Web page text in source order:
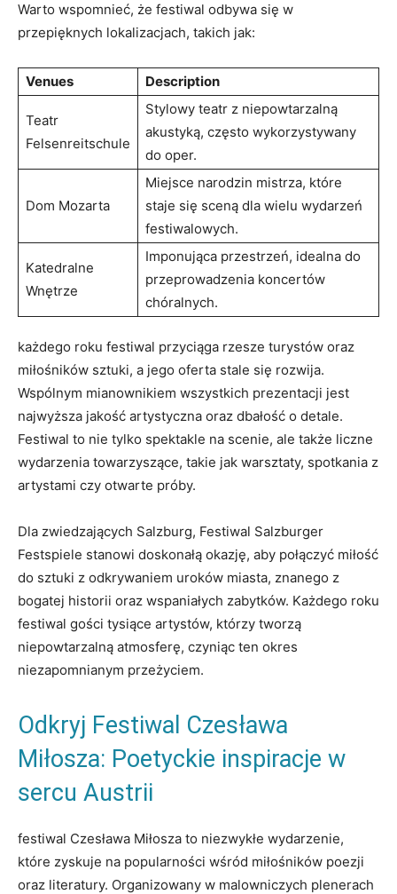
Warto wspomnieć, że festiwal odbywa się⁣ w⁤
przepięknych‌ lokalizacjach, takich ⁤jak:
Venues Description
Teatr
Felsenreitschule
Stylowy teatr​ z niepowtarzalną
akustyką, często‌ wykorzystywany
do oper.
Dom Mozarta
Miejsce narodzin mistrza, które
staje ⁤się sceną ⁣dla wielu‍ wydarzeń
festiwalowych.
Katedralne⁣
Wnętrze
Imponująca przestrzeń, idealna do
przeprowadzenia koncertów
chóralnych.
każdego roku festiwal ​przyciąga rzesze turystów oraz
miłośników sztuki, a jego oferta stale się rozwija.
Wspólnym‌ mianownikiem wszystkich prezentacji jest ​
najwyższa jakość artystyczna oraz dbałość o detale.
Festiwal to⁤ nie tylko spektakle na ‌scenie, ale⁢ także liczne
wydarzenia towarzyszące, takie jak‍ warsztaty, spotkania z
artystami czy otwarte próby.
Dla zwiedzających Salzburg, Festiwal ‍Salzburger
Festspiele stanowi doskonałą okazję, aby połączyć miłość
do ‍sztuki‌ z odkrywaniem uroków ⁢miasta, znanego z
bogatej historii ​oraz wspaniałych⁢ zabytków. Każdego roku
festiwal gości tysiące ⁣artystów, którzy tworzą
niepowtarzalną atmosferę, czyniąc ten okres
niezapomnianym przeżyciem.
Odkryj‌ Festiwal‍ Czesława
Miłosza: Poetyckie inspiracje w
sercu‍ Austrii
festiwal Czesława Miłosza to niezwykłe wydarzenie,
które zyskuje na popularności wśród miłośników poezji
oraz literatury. Organizowany w malowniczych plenerach